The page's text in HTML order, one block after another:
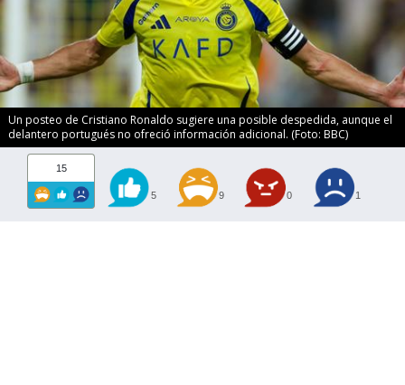
Un posteo de Cristiano Ronaldo sugiere una posible despedida, aunque el
delantero portugués no ofreció información adicional. (Foto: BBC)
15
5 9 0 1